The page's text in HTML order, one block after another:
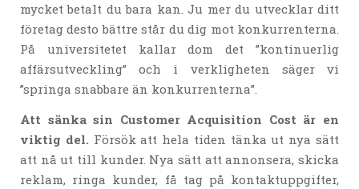
mycket betalt du bara kan. Ju mer du utvecklar ditt
företag desto bättre står du dig mot konkurrenterna.
På universitetet kallar dom det ”kontinuerlig
affärsutveckling” och i verkligheten säger vi
”springa snabbare än konkurrenterna”.
Att sänka sin Customer Acquisition Cost är en
viktig del. Försök att hela tiden tänka ut nya sätt
att nå ut till kunder. Nya sätt att annonsera, skicka
reklam, ringa kunder, få tag på kontaktuppgifter,